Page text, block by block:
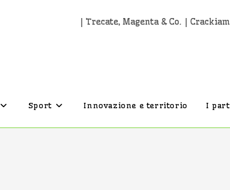
| Trecate, Magenta & Co. |
Sport Innovazione e territorio I